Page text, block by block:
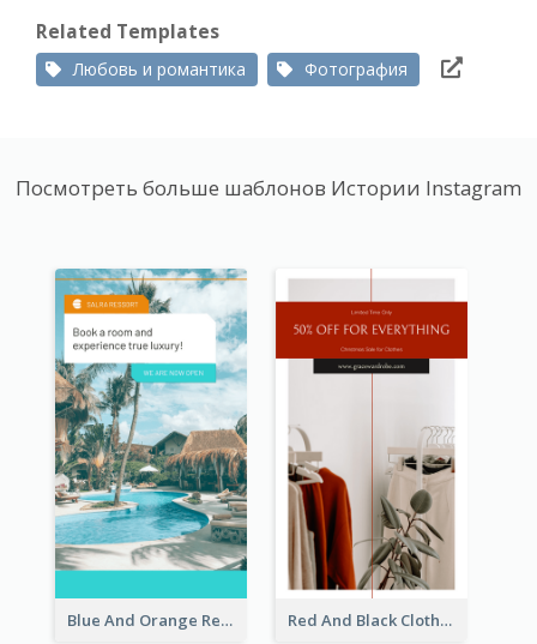
Related Templates
Любовь и романтика Фотография
Посмотреть больше шаблонов Истории Instagram
Blue And Orange Resort Photo Hotel Instagram Story Red And Black Clothes Sale Instagram Story